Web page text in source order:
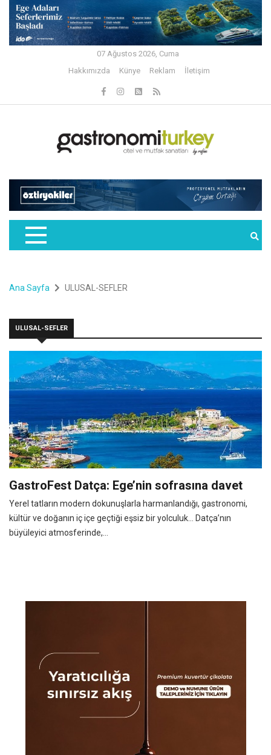
07 Ağustos 2026, Cuma
Hakkımızda
Künye Reklam İletişim
Ana Sayfa ULUSAL-SEFLER
ULUSAL-SEFLER
GastroFest Datça: Ege’nin sofrasına davet
Yerel tatların modern dokunuşlarla harmanlandığı, gastronomi,
kültür ve doğanın iç içe geçtiği eşsiz bir yolculuk… Datça’nın
büyüleyici atmosferinde,...